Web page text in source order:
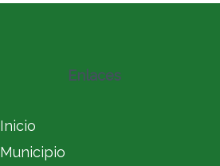
Enlaces
Inicio
Municipio